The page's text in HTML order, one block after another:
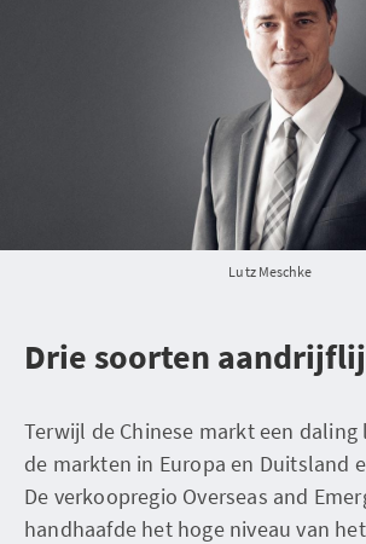
Lutz Meschke
Drie soorten
Terwijl de Chinese markt een
de markten in Europa en Duitsland
De verkoopregio Overseas and
handhaafde het hoge niveau van